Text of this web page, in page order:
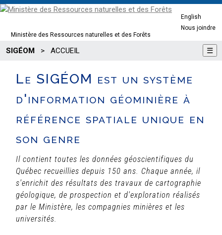
Ministère des Ressources naturelles et des Forêts
English
Nous joindre
SIGÉOM > ACCUEIL ☰
Le SIGÉOM est un système
d'information géominière à
référence spatiale unique en
son genre
Il contient toutes les données géoscientifiques du
Québec recueillies depuis 150 ans. Chaque année, il
s'enrichit des résultats des travaux de cartographie
géologique, de prospection et d'exploration réalisés
par le Ministère, les compagnies minières et les
universités.